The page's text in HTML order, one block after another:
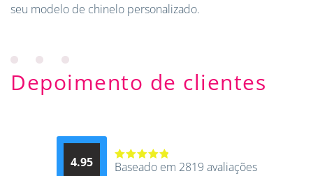
seu modelo de chinelo personalizado.
Depoimento de clientes
4.95
Avaliação
Baseado em 2819 avaliações